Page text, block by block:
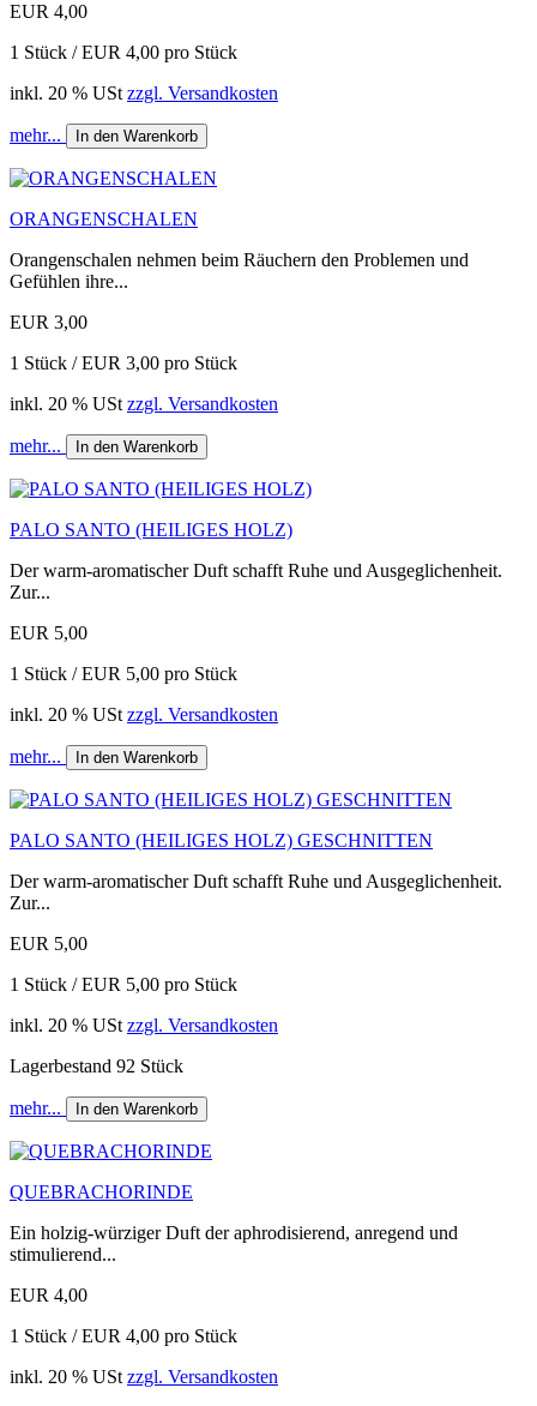
EUR 4,00
1 Stück / EUR 4,00 pro Stück
inkl. 20 % USt zzgl. Versandkosten
mehr... In den Warenkorb
ORANGENSCHALEN
Orangenschalen nehmen beim Räuchern den Problemen und
Gefühlen ihre...
EUR 3,00
1 Stück / EUR 3,00 pro Stück
inkl. 20 % USt zzgl. Versandkosten
mehr... In den Warenkorb
PALO SANTO (HEILIGES HOLZ)
Der warm-aromatischer Duft schafft Ruhe und Ausgeglichenheit.
Zur...
EUR 5,00
1 Stück / EUR 5,00 pro Stück
inkl. 20 % USt zzgl. Versandkosten
mehr... In den Warenkorb
PALO SANTO (HEILIGES HOLZ) GESCHNITTEN
Der warm-aromatischer Duft schafft Ruhe und Ausgeglichenheit.
Zur...
EUR 5,00
1 Stück / EUR 5,00 pro Stück
inkl. 20 % USt zzgl. Versandkosten
Lagerbestand 92 Stück
mehr... In den Warenkorb
QUEBRACHORINDE
Ein holzig-würziger Duft der aphrodisierend, anregend und
stimulierend...
EUR 4,00
1 Stück / EUR 4,00 pro Stück
inkl. 20 % USt zzgl. Versandkosten